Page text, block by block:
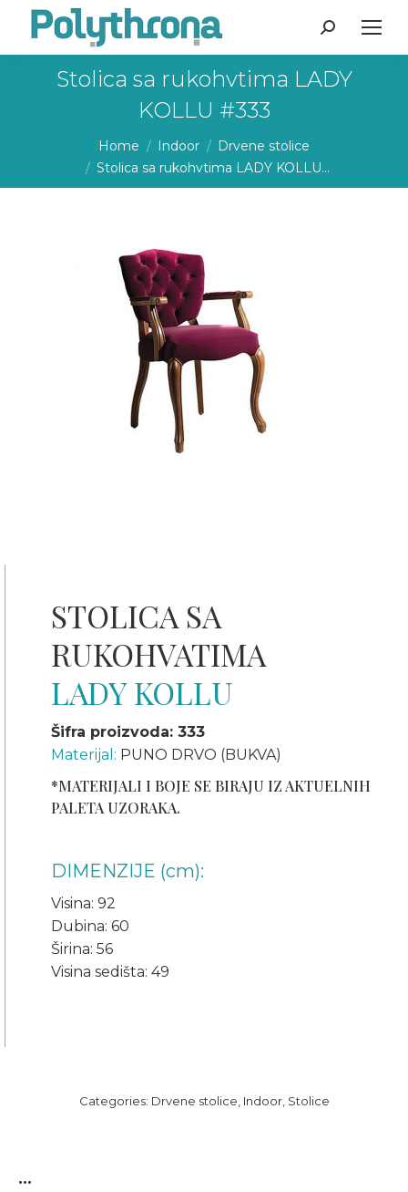
Search:
Stolica sa rukohvtima LADY
KOLLU #333
You are here:Home Indoor
Drvene stolice
Stolica sa rukohvtima LADY KOLLU…
STOLICA SA
RUKOHVATIMA
LADY KOLLU
Šifra proizvoda: 333
Materijal: PUNO DRVO (BUKVA)
*MATERIJALI I BOJE SE BIRAJU IZ AKTUELNIH
PALETA UZORAKA.
DIMENZIJE (cm):
Visina: 92
Dubina: 60
Širina: 56
Visina sedišta: 49
Categories: Drvene stolice Indoor, Stolice
...